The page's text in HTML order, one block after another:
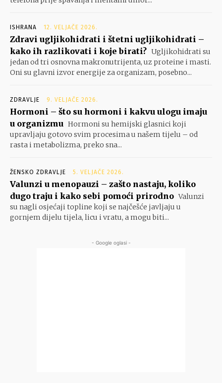
ISHRANA 12. VELJAČE 2026.
Zdravi ugljikohidrati i štetni ugljikohidrati –
kako ih razlikovati i koje birati? Ugljikohidrati su
jedan od tri osnovna makronutrijenta, uz proteine i masti.
Oni su glavni izvor energije za organizam, posebno...
ZDRAVLJE 9. VELJAČE 2026.
Hormoni – što su hormoni i kakvu ulogu imaju
u organizmu Hormoni su hemijski glasnici koji
upravljaju gotovo svim procesima u našem tijelu – od
rasta i metabolizma, preko sna...
ŽENSKO ZDRAVLJE 5. VELJAČE 2026.
Valunzi u menopauzi – zašto nastaju, koliko
dugo traju i kako sebi pomoći prirodno Valunzi
su nagli osjećaji topline koji se najčešće javljaju u
gornjem dijelu tijela, licu i vratu, a mogu biti...
- Google oglasi -